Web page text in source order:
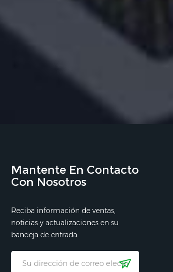
Mantente En Contacto
Con Nosotros
Reciba información de ventas,
noticias y actualizaciones en su
bandeja de entrada.